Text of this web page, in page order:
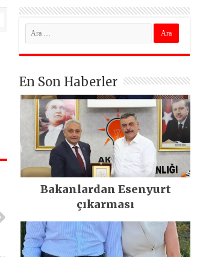
En Son Haberler
Bakanlardan Esenyurt
çıkarması